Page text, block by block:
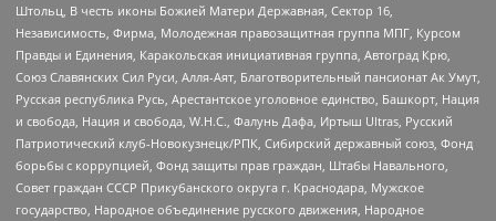
Штольц, В честь иконы Божией Матери Державная, Сектор 16,
Независимость, Фирма, Молодежная правозащитная группа МПГ, Курсом
Правды и Единения, Каракольская инициативная группа, Автоград Крю,
Союз Славянских Сил Руси, Алля-Аят, Благотворительный пансионат Ак Умут,
Русская республика Русь, Арестантское уголовное единство, Башкорт, Нация
и свобода, Нация и свобода, W.H.С., Фалунь Дафа, Иртыш Ultras, Русский
Патриотический клуб-Новокузнецк/РПК, Сибирский державный союз, Фонд
борьбы с коррупцией, Фонд защиты прав граждан, Штабы Навального,
Совет граждан СССР Прикубанского округа г. Краснодара, Мужское
государство, Народное объединение русского движения, Народное